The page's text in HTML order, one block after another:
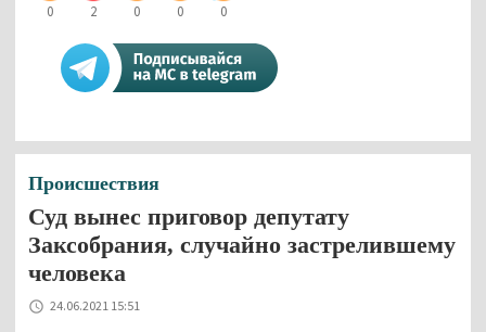
0 2 0 0 0
Происшествия
Суд вынес приговор депутату
Заксобрания, случайно застрелившему
человека
24.06.2021 15:51